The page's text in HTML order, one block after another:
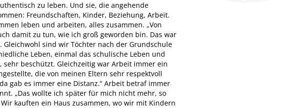
zu leben. Und sie, die angehende
Freundschaften, Kinder, Beziehung, Arbeit.
leben und arbeiten, alles zusammen. „Von
damit zu tun, wie ich groß geworden bin. Das war
sind wir Töchter nach der Grundschule
Leben, einmal das schulische Leben und
beschützt. Gleichzeitig war Arbeit immer ein
die von meinen Eltern sehr respektvoll
gab es immer eine Distanz.“ Arbeit betraf immer
„Das wollte ich später für mich nicht mehr, so
kauften ein Haus zusammen, wo wir mit Kindern